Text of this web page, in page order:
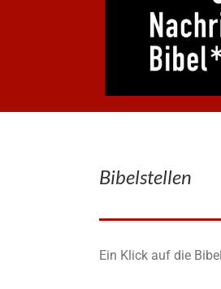
Bibelstellen
Ein Klick auf die